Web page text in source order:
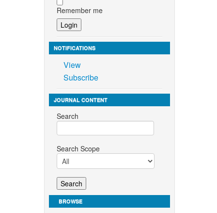
Remember me
NOTIFICATIONS
View
Subscribe
JOURNAL CONTENT
Search
Search Scope
BROWSE